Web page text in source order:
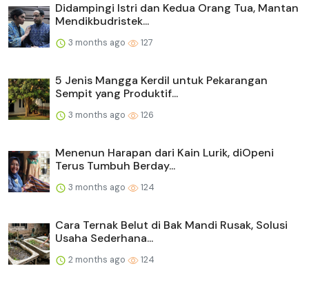
Didampingi Istri dan Kedua Orang Tua, Mantan
Mendikbudristek...
3 months ago 127
5 Jenis Mangga Kerdil untuk Pekarangan
Sempit yang Produktif...
3 months ago 126
Menenun Harapan dari Kain Lurik, diOpeni
Terus Tumbuh Berday...
3 months ago 124
Cara Ternak Belut di Bak Mandi Rusak, Solusi
Usaha Sederhana...
2 months ago 124